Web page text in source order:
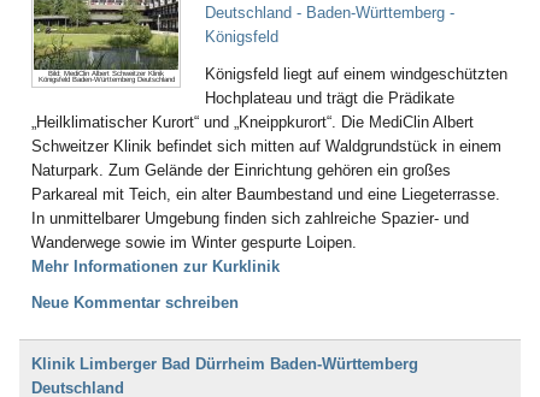
Bild: MediClin Albert Schweitzer Klinik
Königsfeld Baden-Württemberg Deutschland
Deutschland - Baden-Württemberg -
Königsfeld
Königsfeld liegt auf einem windgeschützten
Hochplateau und trägt die Prädikate
„Heilklimatischer Kurort“ und „Kneippkurort“. Die MediClin Albert
Schweitzer Klinik befindet sich mitten auf Waldgrundstück in einem
Naturpark. Zum Gelände der Einrichtung gehören ein großes
Parkareal mit Teich, ein alter Baumbestand und eine Liegeterrasse.
In unmittelbarer Umgebung finden sich zahlreiche Spazier- und
Wanderwege sowie im Winter gespurte Loipen.
Mehr Informationen zur Kurklinik
Neue Kommentar schreiben
Klinik Limberger Bad Dürrheim Baden-Württemberg
Deutschland